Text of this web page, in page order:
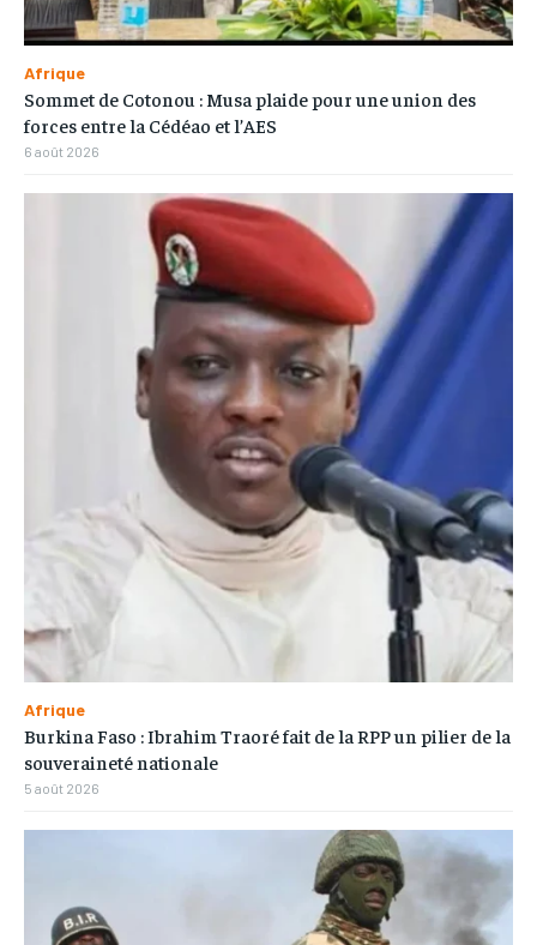
Afrique
Sommet de Cotonou : Musa plaide pour une union des
forces entre la Cédéao et l’AES
6 août 2026
Afrique
Burkina Faso : Ibrahim Traoré fait de la RPP un pilier de la
souveraineté nationale
5 août 2026